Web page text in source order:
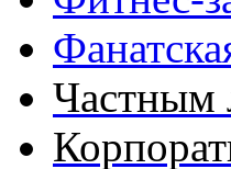
Частным